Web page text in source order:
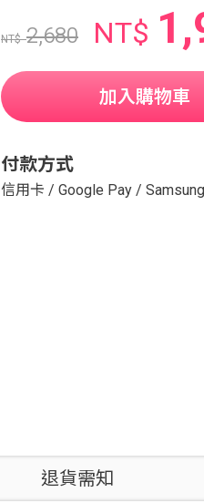
NT$2,680 NT$
加入購物車
付款方式
信用卡 / Google Pay /
退貨需知